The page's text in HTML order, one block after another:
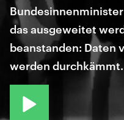
das ausgeweitet
beanstanden: Daten
werden durchkämmt.